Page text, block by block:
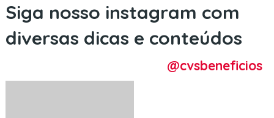
Siga nosso instagram com
diversas dicas e conteúdos
@cvsbeneficios